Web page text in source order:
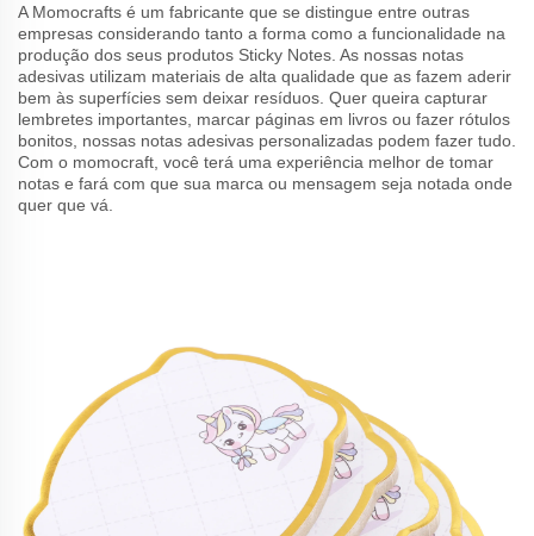
A Momocrafts é um fabricante que se distingue entre outras
empresas considerando tanto a forma como a funcionalidade na
produção dos seus produtos Sticky Notes. As nossas notas
adesivas utilizam materiais de alta qualidade que as fazem aderir
bem às superfícies sem deixar resíduos. Quer queira capturar
lembretes importantes, marcar páginas em livros ou fazer rótulos
bonitos, nossas notas adesivas personalizadas podem fazer tudo.
Com o momocraft, você terá uma experiência melhor de tomar
notas e fará com que sua marca ou mensagem seja notada onde
quer que vá.